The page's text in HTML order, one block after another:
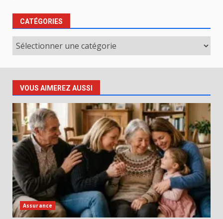
CATÉGORIES
Catégories
VOUS AIMEREZ AUSSI
Assurance